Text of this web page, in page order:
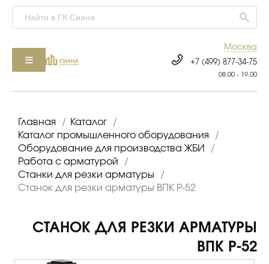
Москва
+7 (499) 877-34-75
08.00 - 19.00
Главная / Каталог
/
Каталог промышленного оборудования
/
Оборудование для производства ЖБИ
/
Работа с арматурой
/
Станки для резки арматуры
/
Станок для резки арматуры ВПК Р-52
СТАНОК ДЛЯ РЕЗКИ АРМАТУРЫ
ВПК Р-52